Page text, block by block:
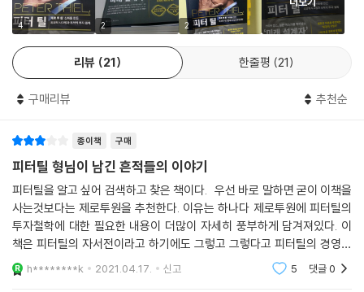
시에 시민의 자유도 보호하는 것이었다.
페이팔의 매각으로 약 5,500만 달러를 손에 넣은 틸은 다시 새로운 ‘전
투’에 돌입했고 2004년에 팰런티어를 창업했다. 팰런티어는 데이터 마이
닝 소프트웨어를 개발, 판매하고 보안 솔루션을 제공하는 기업이다.
팰런티어의 근원 역시 페이팔이다. 페이팔은 결제 시의 사기를 방지하고
바 있었다. 이 알고리즘은 정밀도가 높아 치안 당국도 주목할 정도였는데,
팰런티어는 이 기술을 발전시켜 테러와 범죄 단속 등의 거시적인 니즈에
부합하고자 했다. --- p.92
팰런티어의 중추는 영업이나 마케팅 같은 부문이 아니라 엔지니어 중심의
창업 문화다. 일반적인 기업에서 소프트웨어 개발자는 사무실에만 틀어박
혀 일할 뿐 고객과 직접 만날 일이 없지만 팰런티어에서는 다르다. 일단 계
약이 성사되면 소프트웨어 개발자가 고객과 직접 소통하면서 고객의 요구
틸은 최근‘실리콘밸리의 전성기는 끝났다’선언 후 실리콘밸리에서 LA로
거주지와 사무실을 옮겨 기술업계에 큰 반향을 일으키며 또 다른 혁명을
예고하고 있다.
탁월한 선견지명과 즉각 구체적인 행동에 나설 수 있는 실행력, 그리고 세
이 책은 그가 어떻게 지속적으로 성공적인 창업과 투자의 판단을 내릴 수
있었는지를 깊이 파고들며 지금까지 알려지지 않았던 틸의 사고법과 접근
법을 통해 완전히 새로운 비즈니스와 투자의 세계로 안내한다.
· 세계 최초 핀테크 기업 페이팔은 어떻게 성공할 수 있었을까?
· 유튜브, 테슬라, 링크드인 같은 유니콘 기업의 창업자를 배출할 수 있었
던 이유는?
4 2 2
리뷰 21 한줄평 21
구매리뷰 추천순
종이책 구매
피터틸 형님이 남긴 흔적들의 이야기
피터틸을 알고 싶어 검색하고 찾은 책이다. 우선 바로 말하면 굳이 이책을
사는것보다는 제로투원을 추천한다. 이유는 하나다 제로투원에 피터틸의
투자철학에 대한 필요한 내용이 더많이 자세히 풍부하게 담겨져있다. 이
책은 피터틸의 자서전이라고 하기에도 그렇고 그렇다고 피터틸의 경영전
략에 대한 이야기가 담겼다고 하기에는 제로투원에 비해 많이 약하다. 그
럼 이책은
h********k 2021.04.17. 신고 5 댓글0